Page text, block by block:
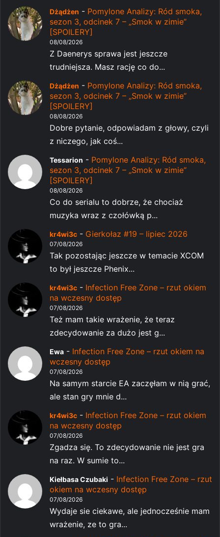
Dżądżen - Pomylone Analizy: Ród smoka,
sezon 3, odcinek 7 – „Smok w zimie”
[SPOILERY]
08/08/2026
Z Daenerys sprawa jest jeszcze
trudniejsza. Masz rację co do...
Dżądżen - Pomylone Analizy: Ród smoka,
sezon 3, odcinek 7 – „Smok w zimie”
[SPOILERY]
08/08/2026
Dobre pytanie, odpowiadam z głowy, czyli
z niczego, jak coś...
Tessarion - Pomylone Analizy: Ród smoka,
sezon 3, odcinek 7 – „Smok w zimie”
[SPOILERY]
08/08/2026
Co do serialu to dobrze, że chociaż
muzyka wraz z czołówką p...
kr4wi3c - Gierkołaz #19 – lipiec 2026
07/08/2026
Tak pozostając jeszcze w temacie XCOM
to był jeszcze Phenix...
kr4wi3c - Infection Free Zone – rzut okiem
na wczesny dostęp
07/08/2026
Też mam takie wrażenie, że teraz
zdecydowanie za dużo jest g...
Ewa - Infection Free Zone – rzut okiem na
wczesny dostęp
07/08/2026
Na samym starcie EA zaczęłam w nią grać,
ale stan gry mnie d...
kr4wi3c - Infection Free Zone – rzut okiem
na wczesny dostęp
07/08/2026
Zgadza się. To zdecydowanie nie jest gra
na raz. W sumie to...
Kiełbasa Czubaki - Infection Free Zone – rzut
okiem na wczesny dostęp
07/08/2026
Wydaje sie ciekawe, ale jednocześnie mam
wrażenie, ze to gra...